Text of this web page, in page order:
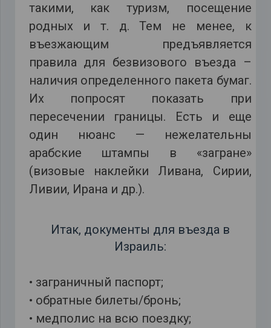
такими, как туризм, посещение
родных и т. д. Тем не менее, к
въезжающим предъявляется
правила для безвизового въезда –
наличия определенного пакета бумаг.
Их попросят показать при
пересечении границы. Есть и еще
один нюанс — нежелательны
арабские штампы в «загране»
(визовые наклейки Ливана, Сирии,
Ливии, Ирана и др.).
Итак, документы для въезда в
Израиль:
• заграничный паспорт;
• обратные билеты/бронь;
• медполис на всю поездку;